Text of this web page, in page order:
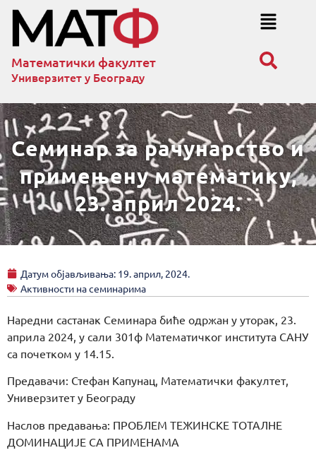
Математички факултет
Универзитет у Београду
Семинар за рачунарство и
примењену математику,
23. април 2024.
Датум објављивања: 19. април, 2024.
Активности на семинарима
Наредни састанак Семинара биће одржан у уторак, 23.
априла 2024, у сали 301ф Математичког института САНУ
са почетком у 14.15.
Предавачи: Стефан Капунац, Математички факултет,
Универзитет у Београду
Наслов предавања: ПРОБЛЕМ ТЕЖИНСКЕ ТОТАЛНЕ
ДОМИНАЦИЈЕ СА ПРИМЕНАМА